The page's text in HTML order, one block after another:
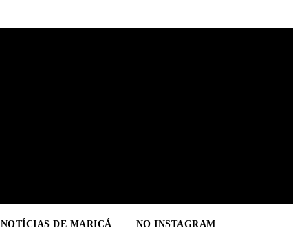
NOTÍCIAS DE MARICÁ NO INSTAGRAM